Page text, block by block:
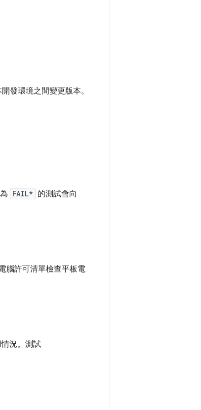
發環境之間變更版本。
FAIL* 的測試會向
腦許可清單檢查平板電
況。測試